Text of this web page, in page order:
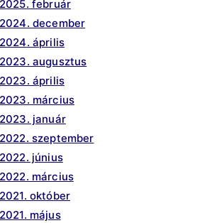
2025. február
2024. december
2024. április
2023. augusztus
2023. április
2023. március
2023. január
2022. szeptember
2022. június
2022. március
2021. október
2021. május